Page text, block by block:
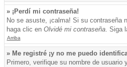
» ¡Perdí mi contraseña!
No se asuste, ¡calma! Si su contraseña
haga clic en Olvidé mi contraseña. Siga
Arriba
» Me registré ¡y no me puedo
Primero, verifique su nombre de